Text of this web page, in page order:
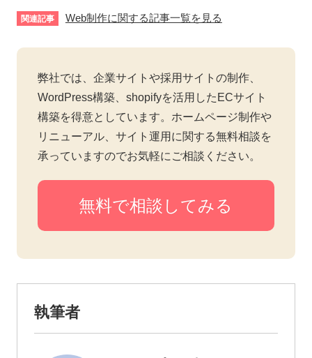
Web制作に関する記事一覧を見る
弊社では、企業サイトや採用サイトの制作、
WordPress構築、shopifyを活用したECサイト
構築を得意としています。ホームページ制作や
リニューアル、サイト運用に関する無料相談を
承っていますのでお気軽にご相談ください。
無料で相談してみる
執筆者